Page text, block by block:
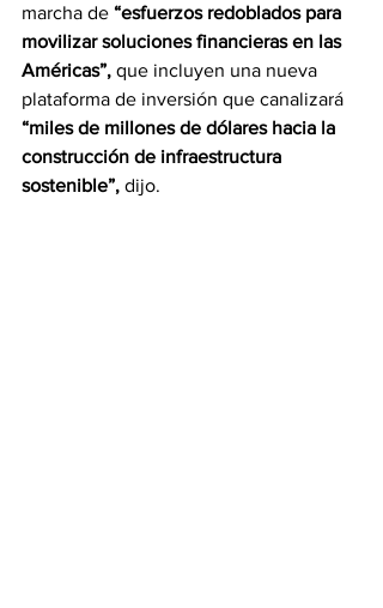
marcha de “esfuerzos redoblados para
movilizar soluciones financieras en las
Américas”, que incluyen una nueva
plataforma de inversión que canalizará
“miles de millones de dólares hacia la
construcción de infraestructura
sostenible”, dijo.